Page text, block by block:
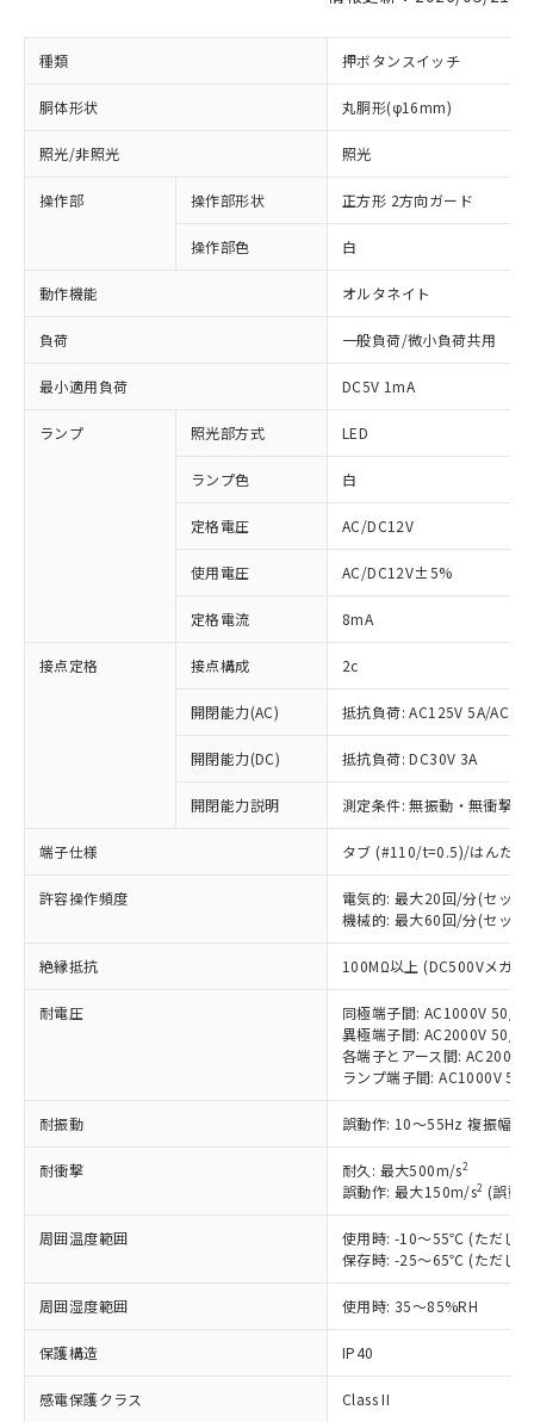
種類 押ボタンスイッチ
胴体形状 丸胴形(φ16mm)
照光/非照光 照光
操作部 操作部形状 正方形 2方向ガード
操作部色 白
動作機能 オルタネイト
負荷 一般負荷/微小負荷共用
最小適用負荷 DC5V 1mA
ランプ 照光部方式 LED
ランプ色 白
定格電圧 AC/DC12V
使用電圧 AC/DC12V±5%
定格電流 8mA
接点定格 接点構成 2c
開閉能力(AC) 抵抗負荷: AC125V 5A/
開閉能力(DC) 抵抗負荷: DC30V 3A
開閉能力説明 測定条件: 無振動・無衝撃
端子仕様 タブ (#110/t=0.5)/はんだづ
許容操作頻度
電気的: 最大20回/分(セット
機械的: 最大60回/分(セット
絶縁抵抗 100MΩ以上 (DC500Vメガ)
耐電圧
同極端子間: AC1000V 50/
異極端子間: AC2000V 50/
各端子とアース間:
ランプ端子間: AC1000V
耐振動 誤動作: 10～55Hz 複振幅
耐衝撃 耐久: 最大500m/s2
誤動作: 最大150m/s2 (誤動
周囲温度範囲
使用時: -10～55℃ (ただし
保存時: -25～65℃ (ただし
周囲湿度範囲 使用時: 35～85%RH
保護構造 IP40
感電保護クラス Class II
以下の条件をお読みいただき、同意のうえ
本サービスは、当社制御機器事業取扱
商品の当社在庫状況および標準価格
(税抜)を提供させていただくもので
当社制御機器事業取扱商品の中には、
本サービスの対象外となる商品もある
在庫状況および標準価格照会結果は、
記載している更新日時点での社内デー
タに基づき作成されるものであり、閲
覧された時点での実際の在庫および標
※1 対応状況
対応済み：EU RoHS指令（10物質）の
非含有に対応した製品が提供可能な商品で
す。
対応予定：EU RoHS指令（10物質）の非含
有に対応した製品に切り替える予定のある
対応予定なし：EU RoHS指令（10物質）の
調査・確認中：EU RoHS指令（10物質）の
非含有の対応状況を調査中または確認中の
非該当品：ライセンス料など無形物で、有
害物質有無と関係のない商品です。
仕入先様の事情により、非含有部品として
いたものが、含有品と判明した場合などや
むを得ず変更することがあります。
ミウム(Cd) 100ppm以下、
「○」：最大均質材料含有率が中国RoHSの
基準値以下であることを示します。
「×」：最大均質材料含有率が中国RoHSの
基準値を超えていることを示します。
「－」：未確認です。当社販売部門へお問
*中国RoHS10物質の基準値 (GB/T26572)：
Pb(鉛) :1000ppm、 Hg(水銀) : 1000ppm、 Cd(カドミウ
当社は、これら貴社製品のうち、外国
為替および外国貿易法に定める商品
（以下｢規制貨物等」という）を輸出
または国外への提供する場合は、日本
国政府の輸出許可(または役務取引許
号